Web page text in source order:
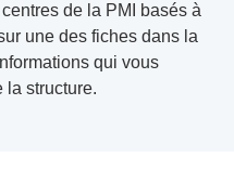
de la PMI basés à
une des fiches dans la
qui vous
la structure.